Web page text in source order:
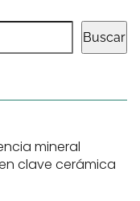
Buscar
mineral
clave cerámica